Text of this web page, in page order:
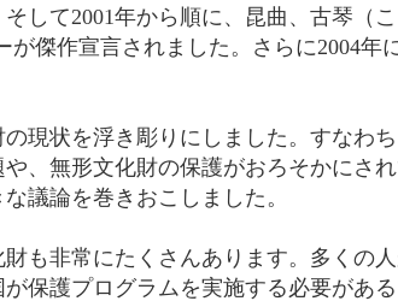
して2001年から順に、昆曲、古琴（
傑作宣言されました。さらに2004年
現状を浮き彫りにしました。すなわ
、無形文化財の保護がおろそかにさ
議論を巻きおこしました。
も非常にたくさんあります。多くの
保護プログラムを実施する必要があ